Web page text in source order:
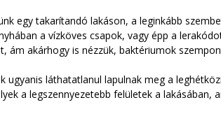
egy takarítandó lakáson, a leginkább
a vízköves csapok, vagy épp a
ám akárhogy is nézzük, baktériumok
ugyanis láthatatlanul lapulnak meg a
a legszennyezetebb felületek a lakásában,